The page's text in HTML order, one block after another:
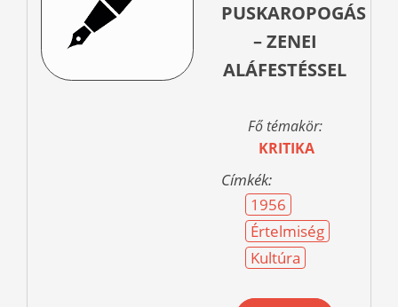
PUSKAROPOGÁS
– ZENEI
ALÁFESTÉSSEL
Fő témakör:
KRITIKA
Címkék:
1956
Értelmiség
Kultúra